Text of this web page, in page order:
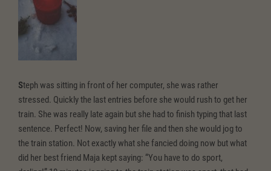
Steph was sitting in front of her computer, she was rather
stressed. Quickly the last entries before she would rush to get her
train. She was really late again but she had to finish typing that last
sentence. Perfect! Now, saving her file and then she would jog to
the train station. Not exactly what she fancied doing now but what
did her best friend Maja kept saying: “You have to do sport,